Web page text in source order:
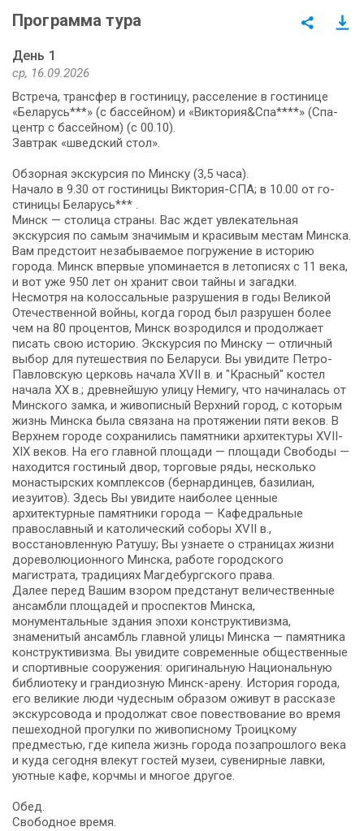
Программа тура
День 1
ср, 16.09.2026
Встреча, трансфер в гостиницу, расселение в гостинице
«Беларусь***» (с бассейном) и «Виктория&Спа****» (Спа-
центр с бассейном) (с 00.10).
Завтрак «шведский стол».
Обзорная экскурсия по Минску (3,5 часа).
Начало в 9.30 от го­сти­ни­цы Виктория-СПА; в 10.00 от го­
сти­ни­цы Бе­ла­русь*** .
Минск — столица страны. Вас ждет увлекательная
экскурсия по самым значимым и красивым местам Минска.
Вам предстоит незабываемое погружение в историю
города. Минск впервые упоминается в летописях с 11 века,
и вот уже 950 лет он хранит свои тайны и загадки.
Несмотря на колоссальные разрушения в годы Великой
Отечественной войны, когда город был разрушен более
чем на 80 процентов, Минск возродился и продолжает
писать свою историю. Экскурсия по Минску — отличный
выбор для путешествия по Беларуси. Вы увидите Петро-
Павловскую церковь начала ХVII в. и "Красный" костел
начала ХХ в.; древнейшую улицу Немигу, что начиналась от
Минского замка, и живописный Верхний город, с которым
жизнь Минска была связана на протяжении пяти веков. В
Верхнем городе сохранились памятники архитектуры XVII-
XIX веков. На его главной площади — площади Свободы —
находится гостиный двор, торговые ряды, несколько
монастырских комплексов (бернардинцев, базилиан,
иезуитов). Здесь Вы увидите наиболее ценные
архитектурные памятники города — Кафедральные
православный и католический соборы ХVII в.,
восстановленную Ратушу; Вы узнаете о страницах жизни
дореволюционного Минска, работе городского
магистрата, традициях Магдебургского права.
Далее перед Вашим взором предстанут величественные
ансамбли площадей и проспектов Минска,
монументальные здания эпохи конструктивизма,
знаменитый ансамбль главной улицы Минска — памятника
конструктивизма. Вы увидите современные общественные
и спортивные сооружения: оригинальную Национальную
библиотеку и грандиозную Минск-арену. История города,
его великие люди чудесным образом оживут в рассказе
экскурсовода и продолжат свое повествование во время
пешеходной прогулки по живописному Троицкому
предместью, где кипела жизнь города позапрошлого века
и куда сегодня влекут гостей музеи, сувенирные лавки,
уютные кафе, корчмы и многое другое.
Обед.
Свободное время.